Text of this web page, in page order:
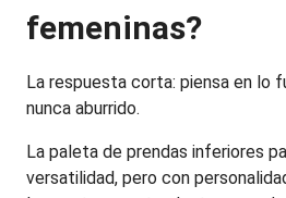
femeninas?
La respuesta corta: piensa en lo
nunca aburrido.
La paleta de prendas inferiores
versatilidad, pero con